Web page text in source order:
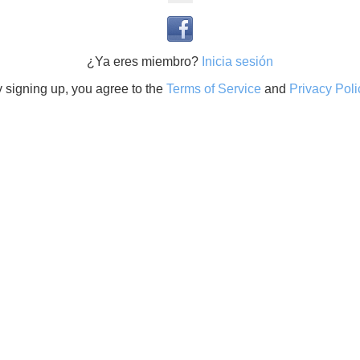
¿Ya eres miembro? Inicia sesión
signing up, you agree to the Terms of Serviceand Privacy